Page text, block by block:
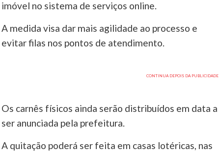
imóvel no sistema de serviços online.
A medida visa dar mais agilidade ao processo e
evitar filas nos pontos de atendimento.
Os carnês físicos ainda serão distribuídos em data a
ser anunciada pela prefeitura.
A quitação poderá ser feita em casas lotéricas, nas